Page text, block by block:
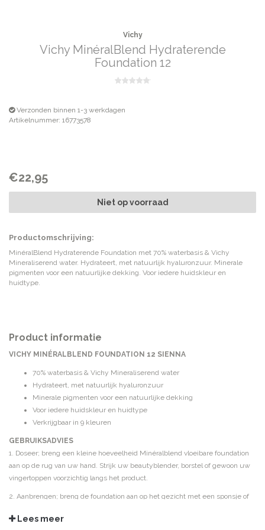
Vichy
Vichy MinéralBlend Hydraterende
Foundation 12
Verzonden binnen 1-3 werkdagen
Artikelnummer: 16773578
€22,95
Niet op voorraad
Productomschrijving:
MinéralBlend Hydraterende Foundation met 70% waterbasis & Vichy
Mineraliserend water. Hydrateert, met natuurlijk hyaluronzuur. Minerale
pigmenten voor een natuurlijke dekking. Voor iedere huidskleur en
huidtype.
Product informatie
VICHY MINÉRALBLEND FOUNDATION 12 SIENNA
70% waterbasis & Vichy Mineraliserend water
Hydrateert, met natuurlijk hyaluronzuur
Minerale pigmenten voor een natuurlijke dekking
Voor iedere huidskleur en huidtype
Verkrijgbaar in 9 kleuren
GEBRUIKSADVIES
1. Doseer; breng een kleine hoeveelheid Minéralblend vloeibare foundation
aan op de rug van uw hand. Strijk uw beautyblender, borstel of gewoon uw
vingertoppen voorzichtig langs het product.
2. Aanbrengen; breng de foundation aan op het gezicht met een sponsje of
Lees meer